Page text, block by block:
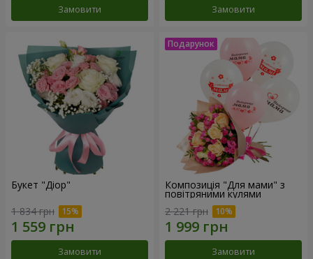
Замовити Замовити
Букет "Діор"
1 834 грн
Замовити
Композиція "Для мами" з
повітряними кулями
2 221 грн
Замовити